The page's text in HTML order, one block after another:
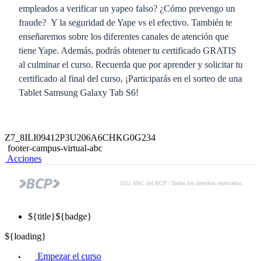
empleados a verificar un yapeo falso? ¿Cómo prevengo un
fraude? Y la seguridad de Yape vs el efectivo. También te
enseñaremos sobre los diferentes canales de atención que
tiene Yape. Además, podrás obtener tu certificado GRATIS
al culminar el curso. Recuerda que por aprender y solicitar tu
certificado al final del curso, ¡Participarás en el sorteo de una
Tablet Samsung Galaxy Tab S6!
Empezar el curso
Z7_8ILI09412P3U206A6CHKG0G234
footer-campus-virtual-abc
Acciones
2021 ABC del BCP | Todos los derechos reservados.
${title}${badge}
${loading}